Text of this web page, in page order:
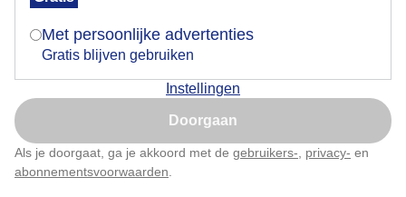
Met persoonlijke advertenties
Gratis blijven gebruiken
Instellingen
Doorgaan
Als je doorgaat, ga je akkoord met de gebruikers- privacy- en
abonnementsvoorwaarden
Lente
Zomer
Nu niet, misschien later
Klik hierom dit aan te passen